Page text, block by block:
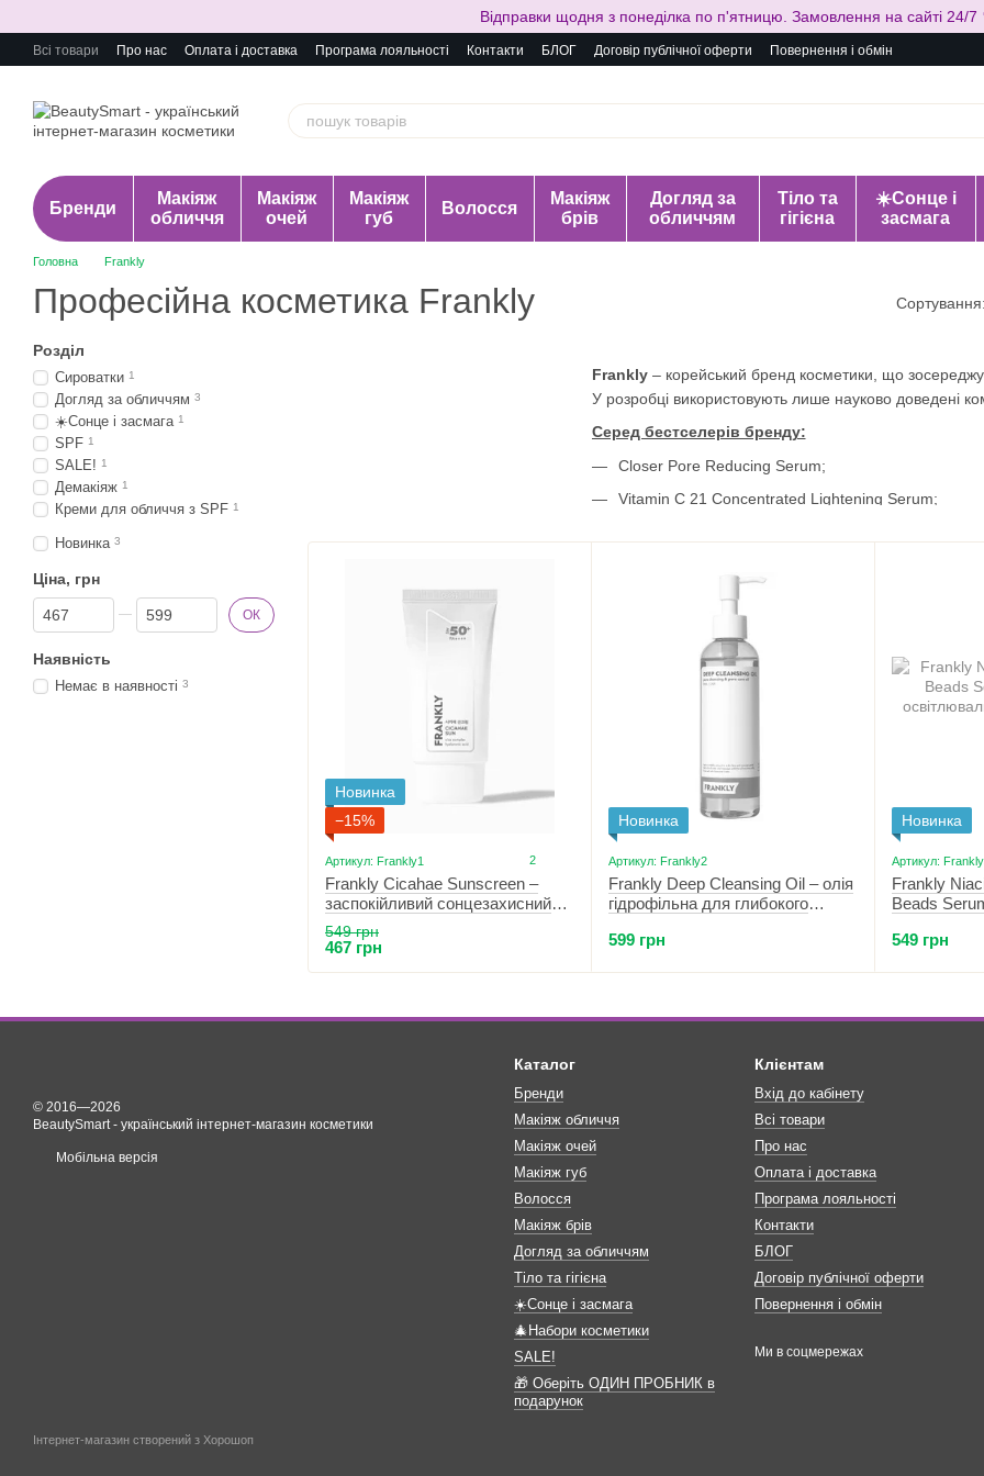
Відправки щодня з понеділка по п'ятницю. Замовлення на сайті 24/7
Всі товари Про нас Оплата і доставка Програма лояльності Контакти БЛОГ Договір публічної оферти Повернення і обмін
Бренди
Макіяж
обличчя
Макіяж
очей
Макіяж
губ
Волосся
Макіяж
брів
Догляд за
обличчям
Тіло та
гігієна
☀️Сонце і
засмага
Головна Frankly
Професійна косметика Frankly Сортування:
Frankly – корейський бренд косметики, що
У розробці використовують лише науково доведені
Серед бестселерів бренду:
Closer Pore Reducing Serum;
Vitamin C 21 Concentrated Lightening Serum;
доставка по всій Україні здійснюється щодня по
Новинка
−15%
Артикул: Frankly1 2
Frankly Cicahae Sunscreen –
заспокійливий сонцезахисний
крем 50 мл
549 грн
467 грн
Новинка
Артикул: Frankly2
Frankly Deep Cleansing Oil – олія
гідрофільна для глибокого
599 грн
Новинка
Артикул:
Frankly
Beads
цинком 30 мл
549 грн
Розділ
Сироватки 1
Догляд за обличчям 3
☀️Сонце і засмага 1
SPF 1
SALE! 1
Демакіяж 1
Креми для обличчя з SPF 1
Новинка 3
Ціна, грн
Від Ціна, грн
До Ціна, грн ОК
Наявність
Немає в наявності 3
© 2016—2026
BeautySmart - український інтернет-магазин косметики
Мобільна версія
Інтернет-магазин створений з Хорошоп
Каталог
Бренди
Макіяж обличчя
Макіяж очей
Макіяж губ
Волосся
Макіяж брів
Догляд за обличчям
Тіло та гігієна
☀️Сонце і засмага
🎄Набори косметики
SALE!
🎁 Оберіть ОДИН ПРОБНИК в
подарунок
Клієнтам
Вхід до кабінету
Всі товари
Про нас
Оплата і доставка
Програма лояльності
Контакти
БЛОГ
Договір публічної оферти
Повернення і обмін
Ми в соцмережах